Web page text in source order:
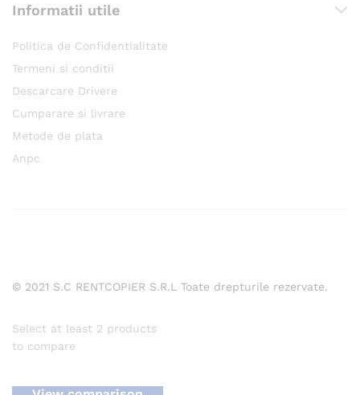
Informatii utile
Politica de Confidentialitate
Termeni si conditii
Descarcare Drivere
Cumparare si livrare
Metode de plata
Anpc
© 2021 S.C RENTCOPIER S.R.L Toate drepturile rezervate.
Select at least 2 products
to compare